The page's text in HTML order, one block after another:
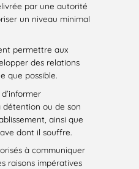
par une autorité
un niveau minimal
permettre aux
des relations
que possible.
ou de son
ainsi que
dont il souffre.
à communiquer
raisons impératives